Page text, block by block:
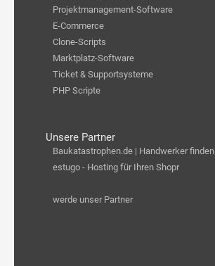
Projektmanagement-Software
E-Commerce
Clone-Scripts
Marktplatz-Software
Ticket & Supportsysteme
PHP Scripte
Unsere Partner
Baukatastrophen.de | Handwerker finden
estugo - Hosting für Ihren Shopr
werde unser Partner